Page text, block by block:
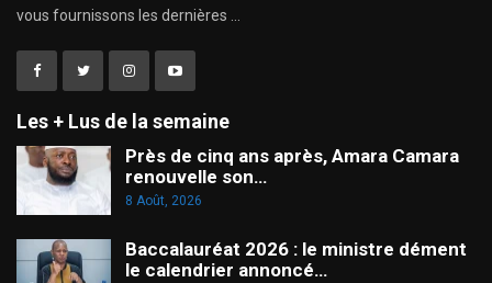
vous fournissons les dernières ...
Les + Lus de la semaine
Près de cinq ans après, Amara Camara
renouvelle son…
8 Août, 2026
Baccalauréat 2026 : le ministre dément
le calendrier annoncé…